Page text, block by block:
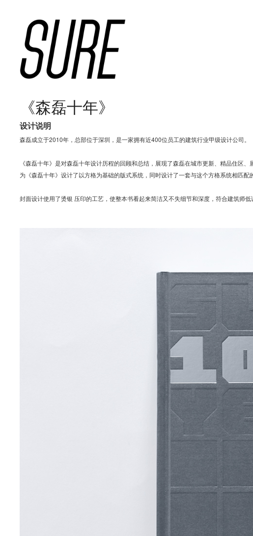
《森磊十年》
设计说明
森磊成立于2010年，总部位于深圳，是一家拥有近400位员工的建筑行业甲级设计公司。
《森磊十年》是对森磊十年设计历程的回顾和总结，展现了森磊在城市更新、精品住区
为《森磊十年》设计了以方格为基础的版式系统，同时设计了一套与这个方格系统相匹配
封面设计使用了烫银 压印的工艺，使整本书看起来简洁又不失细节和深度，符合建筑师低